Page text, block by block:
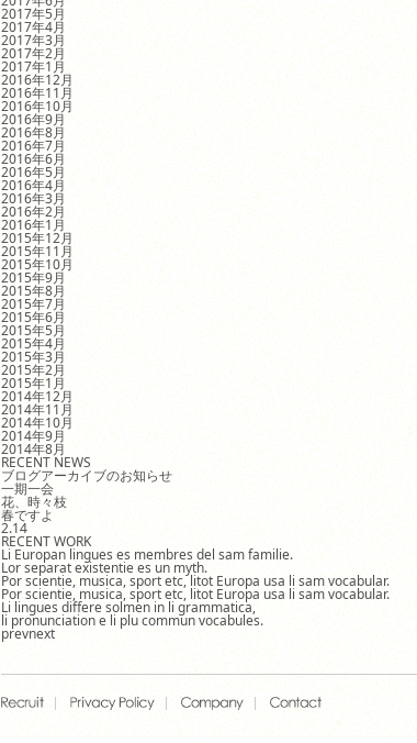
2017年5月
2017年4月
2017年3月
2017年2月
2017年1月
2016年12月
2016年11月
2016年10月
2016年9月
2016年8月
2016年7月
2016年6月
2016年5月
2016年4月
2016年3月
2016年2月
2016年1月
2015年12月
2015年11月
2015年10月
2015年9月
2015年8月
2015年7月
2015年6月
2015年5月
2015年4月
2015年3月
2015年2月
2015年1月
2014年12月
2014年11月
2014年10月
2014年9月
2014年8月
RECENT NEWS
ブログアーカイブのお知らせ
一期一会
花、時々枝
春ですよ
2.14
RECENT WORK
Li Europan lingues es membres del sam familie.
Lor separat existentie es un myth.
Por scientie, musica, sport etc, litot Europa usa li sam vocabular.
Por scientie, musica, sport etc, litot Europa usa li sam vocabular.
Li lingues differe solmen in li grammatica,
li pronunciation e li plu commun vocabules.
prevnext